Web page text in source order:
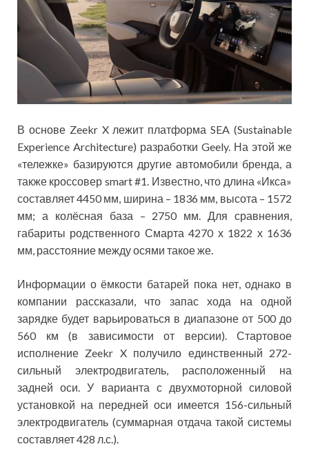
В основе Zeekr X лежит платформа SEA (Sustainable
Experience Architecture) разработки Geely. На этой же
«тележке» базируются другие автомобили бренда, а
также кроссовер smart #1. Известно, что длина «Икса»
составляет 4450 мм, ширина – 1836 мм, высота – 1572
мм; а колёсная база – 2750 мм. Для сравнения,
габариты родственного Смарта 4270 х 1822 х 1636
мм, расстояние между осями такое же.
Информации о ёмкости батарей пока нет, однако в
компании рассказали, что запас хода на одной
зарядке будет варьироваться в диапазоне от 500 до
560 км (в зависимости от версии). Стартовое
исполнение Zeekr X получило единственный 272-
сильный электродвигатель, расположенный на
задней оси. У варианта с двухмоторной силовой
установкой на передней оси имеется 156-сильный
электродвигатель (суммарная отдача такой системы
составляет 428 л.с.).